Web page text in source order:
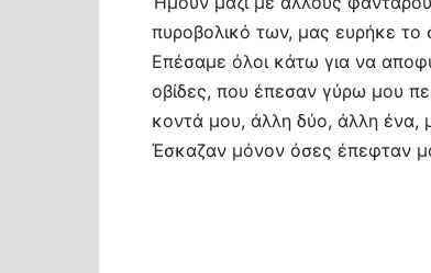
πυροβολικό των, μας ευρήκε το
Επέσαμε όλοι κάτω για να
οβίδες, που έπεσαν γύρω μου
κοντά μου, άλλη δύο, άλλη
Έσκαζαν μόνον όσες έπεφταν